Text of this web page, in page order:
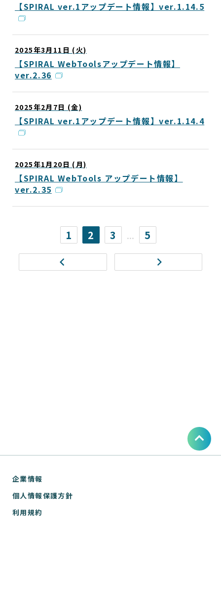
【SPIRAL ver.1アップデート情報】ver.1.14.5
2025年3月11日 (火)
【SPIRAL WebToolsアップデート情報】
ver.2.36
2025年2月7日 (金)
【SPIRAL ver.1アップデート情報】ver.1.14.4
2025年1月20日 (月)
【SPIRAL WebTools アップデート情報】
ver.2.35
1 2 3 ... 5
企業情報
個人情報保護方針
利用規約